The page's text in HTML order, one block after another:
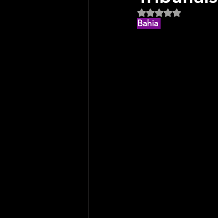
Avaliado com NaN
Bahia